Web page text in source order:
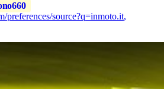
preferences/source?q=inmoto.it,